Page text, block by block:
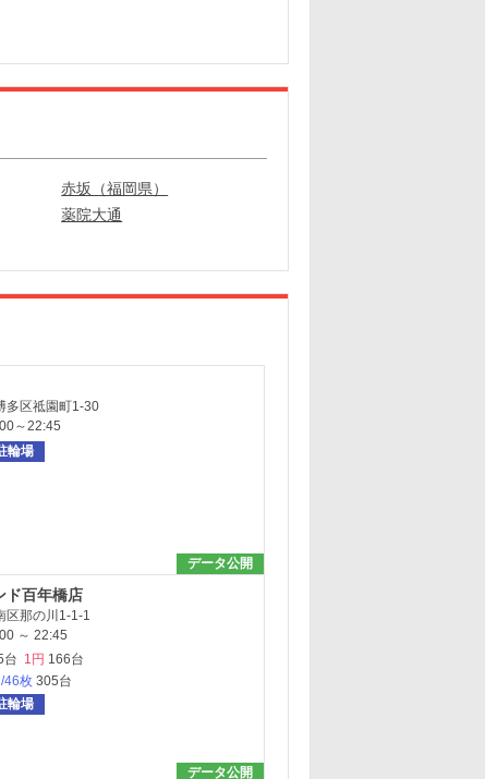
赤坂（福岡県）
薬院大通
多区祗園町1-30
～22:45
輪場
データ公開
ド百年橋店
区那の川1-1-1
～ 22:45
台 1円 166台
46枚 305台
輪場
データ公開